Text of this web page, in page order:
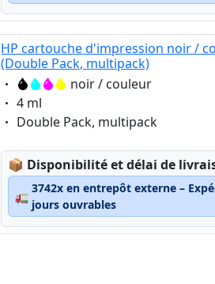
HP cartouche d'impression noir /
(Double Pack, multipack)
Eigenschaft:noir / couleur
Eigenschaft:
4 ml
Eigenschaft:
Double Pack, multipack
📦 Lagerstatus:
Disponibilité et délai de
🚛
3742x en entrepôt externe –
jours ouvrables